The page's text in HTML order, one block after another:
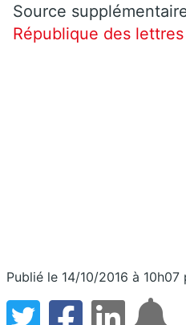
Source
République des lettres
Publié le 14/10/2016 à 10h07